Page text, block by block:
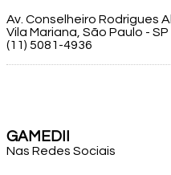
Av. Conselheiro Rodrigues
Vila Mariana, São Paulo - SP
(11) 5081-4936
GAMEDII
Nas Redes Sociais